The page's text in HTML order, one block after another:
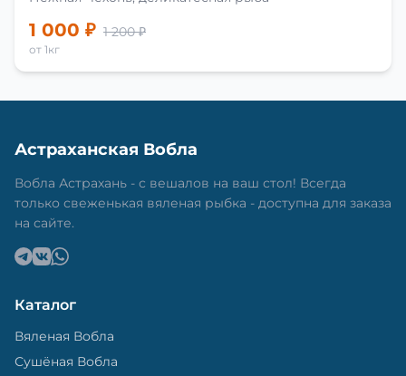
1 000 ₽ 1 200 ₽
от 1кг
Астраханская Вобла
Вобла Астрахань - с вешалов на ваш стол! Всегда
только свеженькая вяленая рыбка - доступна для заказа
на сайте.
Каталог
Вяленая Вобла
Сушёная Вобла